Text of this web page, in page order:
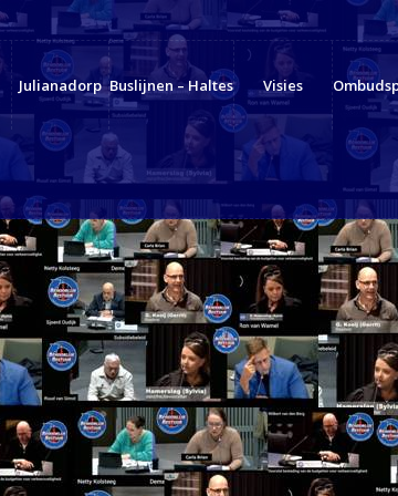
Julianadorp Buslijnen – Haltes Visies